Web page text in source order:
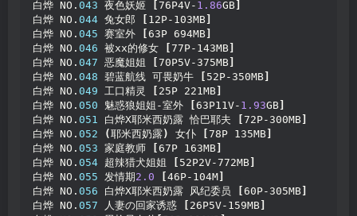
白烨 NO. 043 夜色妖姬 [76P4V- 1.86GB]
白烨 NO. 044 兔女郎 [ 12P-103MB]
白烨 NO. 045 赛室外 [63P 694MB]
白烨 NO. 046 被xx的修女 [77P-143MB]
白烨 NO. 047 恶魔姐姐 [70P5V-375MB]
白烨 NO. 048 碧蓝航线 可畏奶牛 [ 52P-350MB]
白烨 NO. 049 工口精灵 [ 25P 221MB]
白烨 NO. 050 魅惑狼姐姐-室外 [63P11V- 1.93GB]
白烨 NO. 051 白烨X耶米西奶露 恰巴耶夫 [72P-300MB]
白烨 NO. 052 (耶米西奶露) 女仆 [78P 135MB]
白烨 NO. 053 家庭教师 [67P 163MB]
白烨 NO. 054 超辣猎犬姐姐 [ 52P2V-772MB]
白烨 NO. 055 发情期2.0 [46P-104M]
白烨 NO. 056 白烨X耶米西奶露 风纪委员 [60P-305MB]
白烨 NO. 057 人妻の回家诱惑 [ 26P5V-159MB]